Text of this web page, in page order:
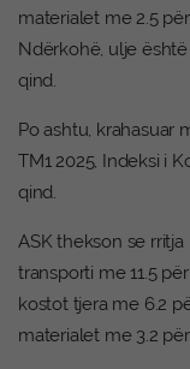
materialet me 2.5
Ndërkohë, ulje
qind.
Po ashtu, krahasuar
TM1 2025, Indeksi i
qind.
ASK thekson se
transporti me 11.5
kostot tjera me 6.2
materialet me 3.2